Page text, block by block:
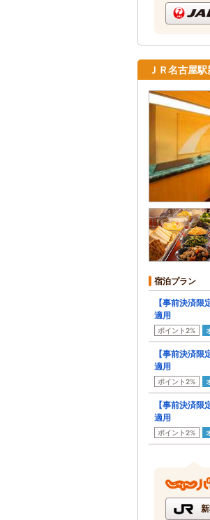
ＪＲ名古屋
宿泊プラン
【事前決済
適用
ポイント2%
【事前決済
適用
ポイント2%
【事前決済
適用
ポイント2%